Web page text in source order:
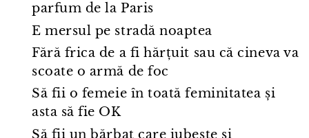
parfum de la Paris
E mersul pe stradă noaptea
Fără frica de a fi hărțuit sau că cineva va
scoate o armă de foc
Să fii o femeie în toată feminitatea și
asta să fie OK
Să fii un bărbat care iubește și